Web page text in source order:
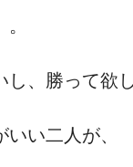
し、勝って欲
い二人が、